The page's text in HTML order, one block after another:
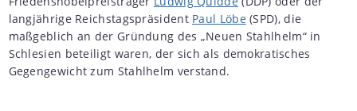
langjährige Reichstagspräsident Paul Löbe (SPD), die
maßgeblich an der Gründung des „Neuen Stahlhelm“ in
Schlesien beteiligt waren, der sich als demokratisches
Gegengewicht zum Stahlhelm verstand.